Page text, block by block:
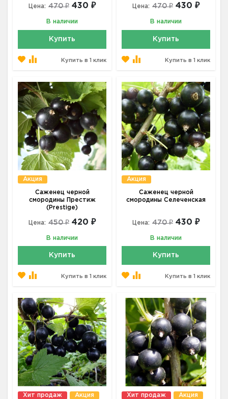
Цена: 470 ₽ 430 ₽
В наличии
Купить
Купить в 1 клик
Цена: 470 ₽ 430 ₽
В наличии
Купить
Купить в 1 клик
Акция
Саженец черной
смородины Престиж
(Prestige)
Цена: 450 ₽ 420 ₽
В наличии
Купить
Купить в 1 клик
Акция
Саженец черной
смородины Селеченская
Цена: 470 ₽ 430 ₽
В наличии
Купить
Купить в 1 клик
Хит продаж Акция Хит продаж Акция